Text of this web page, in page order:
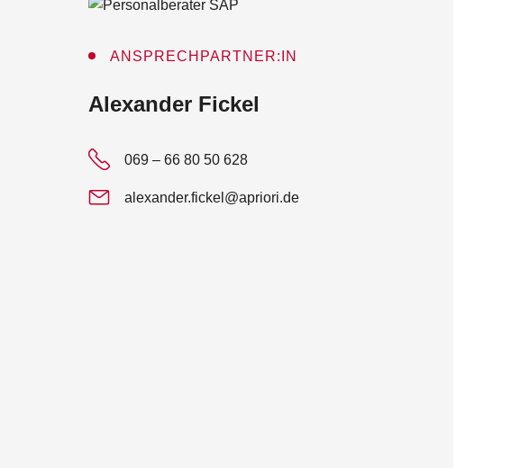
ANSPRECHPARTNER:IN
:
Alexander Fickel
069 – 66 80 50 628
alexander.fickel@apriori.de